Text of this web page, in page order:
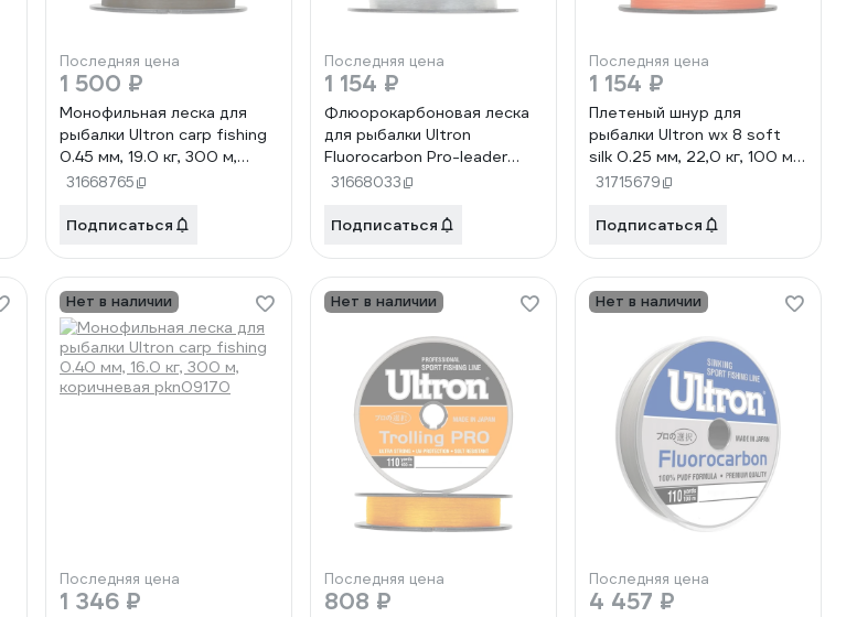
Последняя цена
1 500 ₽
Монофильная леска для
рыбалки Ultron carp fishing
0.45 мм, 19.0 кг, 300 м,
коричневая pkn09169
31668765
Подписаться
Последняя цена
1 154 ₽
Флюорокарбоновая леска
для рыбалки Ultron
Fluorocarbon Pro-leader
0.40 мм, 12.4 кг, 25 м,
31668033
Подписаться
Последняя цена
1 154 ₽
Плетеный шнур для
рыбалки Ultron wx 8 soft
silk 0.25 мм, 22,0 кг, 100 м,
оранжевый pkn09084
31715679
Подписаться
Нет в наличии
Последняя цена
1 346 ₽
Нет в наличии
Последняя цена
808 ₽
Нет в наличии
Последняя цена
4 457 ₽